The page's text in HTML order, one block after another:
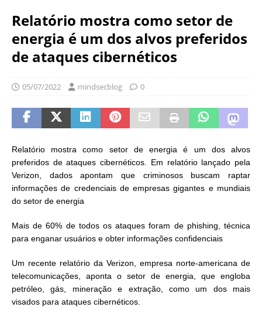
Relatório mostra como setor de
energia é um dos alvos preferidos
de ataques cibernéticos
05/07/2022 mindsecblog 0
Relatório mostra como setor de energia é um dos alvos
preferidos de ataques cibernéticos. Em relatório lançado pela
Verizon, dados apontam que criminosos buscam raptar
informações de credenciais de empresas gigantes e mundiais
do setor de energia
Mais de 60% de todos os ataques foram de phishing, técnica
para enganar usuários e obter informações confidenciais
Um recente relatório da Verizon, empresa norte-americana de
telecomunicações, aponta o setor de energia, que engloba
petróleo, gás, mineração e extração, como um dos mais
visados para ataques cibernéticos.